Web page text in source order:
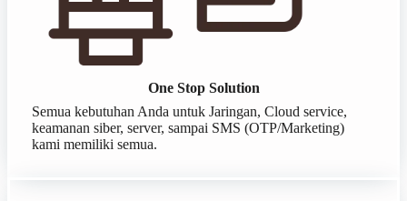
One Stop Solution
Semua kebutuhan Anda untuk Jaringan, Cloud service,
keamanan siber, server, sampai SMS (OTP/Marketing)
kami memiliki semua.